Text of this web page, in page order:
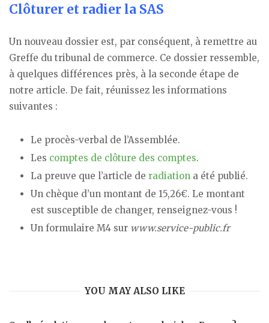
Clôturer et radier la SAS
Un nouveau dossier est, par conséquent, à remettre au
Greffe du tribunal de commerce. Ce dossier ressemble,
à quelques différences près, à la seconde étape de
notre article. De fait, réunissez les informations
suivantes :
Le procès-verbal de l’Assemblée.
Les comptes de clôture des comptes.
La preuve que l’article de radiation a été publié.
Un chèque d’un montant de 15,26€. Le montant
est susceptible de changer, renseignez-vous !
Un formulaire M4 sur www.service-public.fr
YOU MAY ALSO LIKE